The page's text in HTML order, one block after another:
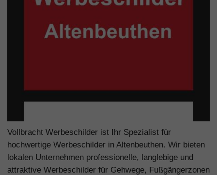
Vollbracht Werbeschilder ist Ihr Spezialist für
hochwertige Werbeschilder in Altenbeuthen. Wir bieten
lokalen Unternehmen professionelle, langlebige und
attraktive Werbeschilder für Gehwege, Fußgängerzonen